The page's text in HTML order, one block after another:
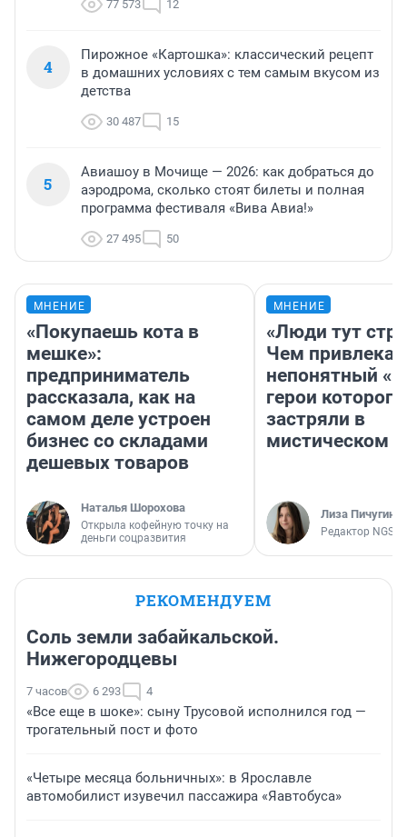
77 573 12
4
Пирожное «Картошка»: классический рецепт
в домашних условиях с тем самым вкусом из
детства
30 487 15
5
Авиашоу в Мочище — 2026: как добраться до
аэродрома, сколько стоят билеты и полная
программа фестиваля «Вива Авиа!»
27 495 50
МНЕНИЕ
«Покупаешь кота в
мешке»:
предприниматель
рассказала, как на
самом деле устроен
бизнес со складами
дешевых товаров
Наталья Шорохова
Открыла кофейную точку на
деньги соцразвития
МНЕНИЕ
«Люди тут
Чем
непонятный
герои которого
застряли в
мистическом
Лиза Пичугина
Редактор
РЕКОМЕНДУЕМ
Соль земли забайкальской.
Нижегородцевы
7 часов 6 293 4
«Все еще в шоке»: сыну Трусовой исполнился год —
трогательный пост и фото
«Четыре месяца больничных»: в Ярославле
автомобилист изувечил пассажира «Яавтобуса»